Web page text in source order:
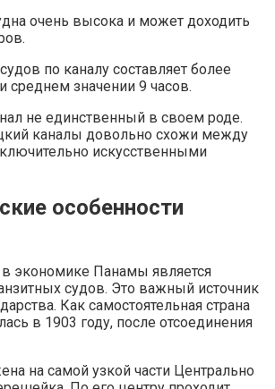
очень высока и может доходить
по каналу составляет более
среднем значении 9 часов.
не единственный в своем роде.
каналы довольно схожи между
искусственными
особенности
экономике Панамы является
судов. Это важный источник
Как самостоятельная страна
в 1903 году, после отсоединения
на самой узкой части Центрально